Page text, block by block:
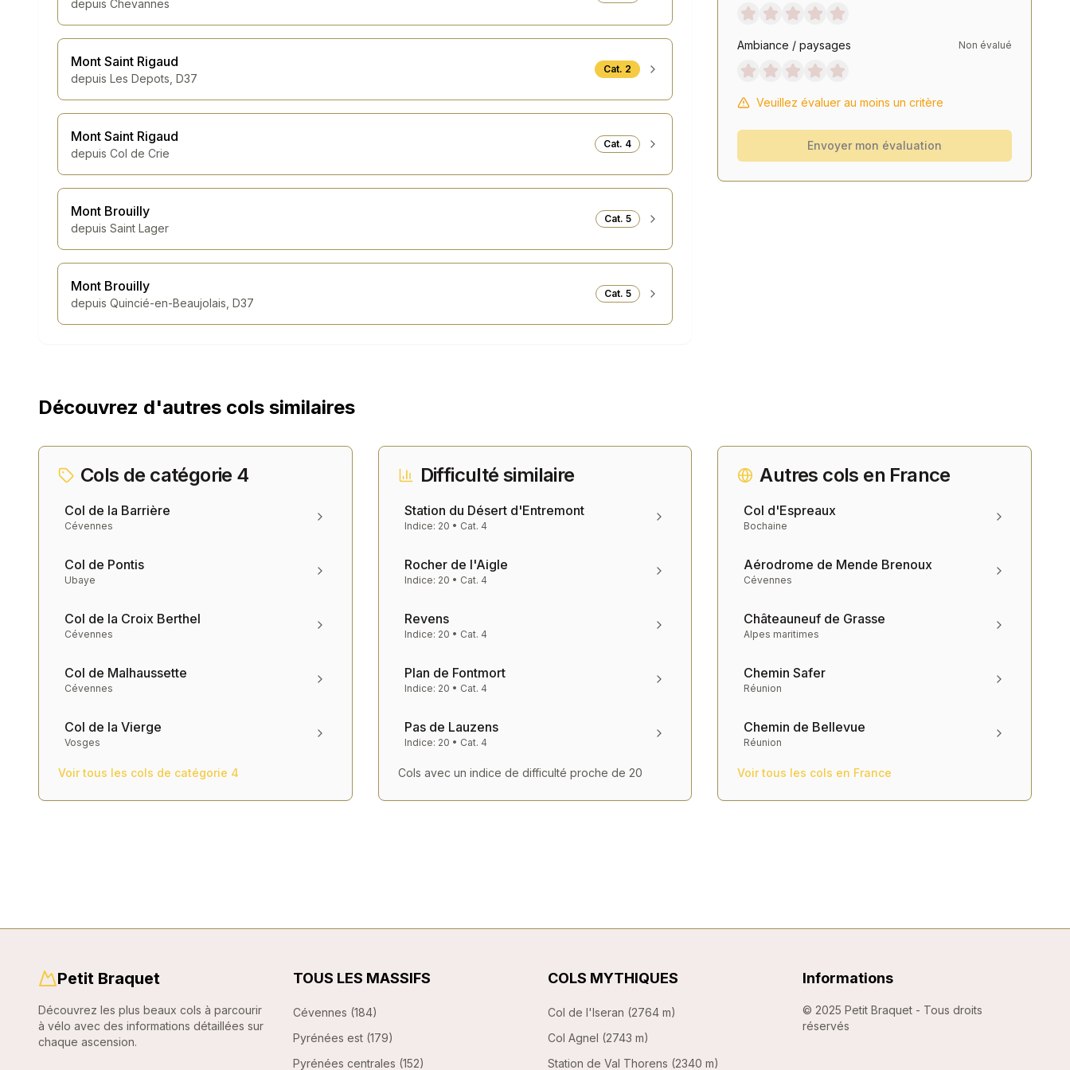
depuis Chevannes
Mont Saint Rigaud
depuis Les Depots, D37
Cat. 2
Mont Saint Rigaud
depuis Col de Crie
Cat. 4
Mont Brouilly
depuis Saint Lager
Cat.5
Mont Brouilly
depuis Quincié-en-Beaujolais, D37
Cat.5
Ambiance / paysages Non évalué
Veuillez évaluer au moins un critère
Envoyer mon évaluation
Découvrez d'autres cols similaires
Cols de catégorie 4
Col de la Barrière
Cévennes
Col de Pontis
Ubaye
Col de la Croix Berthel
Cévennes
Col de Malhaussette
Cévennes
Col de la Vierge
Vosges
Voir tous les cols de catégorie 4
Difficulté similaire
Station du Désert d'Entremont
Indice: 20 • Cat. 4
Rocher de l'Aigle
Indice: 20 • Cat. 4
Revens
Indice: 20 • Cat. 4
Plan de Fontmort
Indice: 20 • Cat. 4
Pas de Lauzens
Indice: 20 • Cat. 4
Cols avec un indice de difficulté proche de 20
Autres cols en France
Col d'Espreaux
Bochaine
Aérodrome de Mende Brenoux
Cévennes
Châteauneuf de Grasse
Alpes maritimes
Chemin Safer
Réunion
Chemin de Bellevue
Réunion
Voir tous les cols en France
Petit Braquet
Découvrez les plus beaux cols à parcourir
à vélo avec des informations détaillées sur
chaque ascension.
TOUS LES MASSIFS
Cévennes (184)
Pyrénées est (179)
Pyrénées centrales (152)
COLS MYTHIQUES
Col de l'Iseran (2764 m)
Col Agnel (2743 m)
Station de Val Thorens (2340 m)
Informations
© 2025 Petit Braquet - Tous droits
réservés